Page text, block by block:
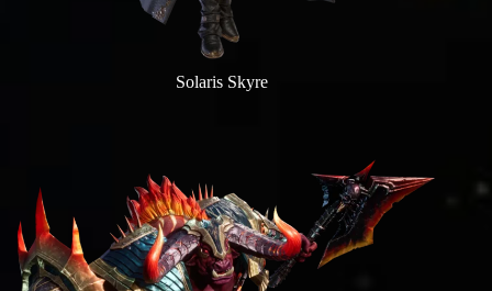
Solaris Skyre